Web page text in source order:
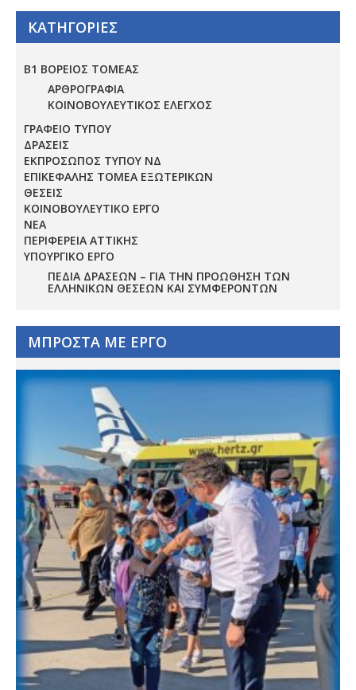
ΚΑΤΗΓΟΡΙΕΣ
Β1 ΒΟΡΕΙΟΣ ΤΟΜΕΑΣ
ΑΡΘΡΟΓΡΑΦΙΑ
ΚΟΙΝΟΒΟΥΛΕΥΤΙΚΟΣ ΕΛΕΓΧΟΣ
ΓΡΑΦΕΙΟ ΤΥΠΟΥ
ΔΡΑΣΕΙΣ
ΕΚΠΡΟΣΩΠΟΣ ΤΥΠΟΥ ΝΔ
ΕΠΙΚΕΦΑΛΗΣ ΤΟΜΕΑ ΕΞΩΤΕΡΙΚΩΝ
ΘΕΣΕΙΣ
ΚΟΙΝΟΒΟΥΛΕΥΤΙΚΟ ΕΡΓΟ
ΝΕΑ
ΠΕΡΙΦΕΡΕΙΑ ΑΤΤΙΚΗΣ
ΥΠΟΥΡΓΙΚΟ ΕΡΓΟ
ΠΕΔΊΑ ΔΡΆΣΕΩΝ – ΓΙΑ ΤΗΝ ΠΡΟΏΘΗΣΗ ΤΩΝ
ΕΛΛΗΝΙΚΏΝ ΘΈΣΕΩΝ ΚΑΙ ΣΥΜΦΕΡΌΝΤΩΝ
ΜΠΡΟΣΤΑ ΜΕ ΕΡΓΟ